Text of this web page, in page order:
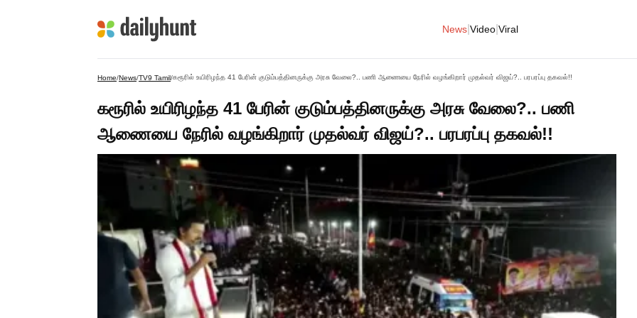
News Video Viral
Home/News/TV9 Tamil/கரூரில் உயிரிழந்த 41 பேரின் குடும்பத்தினருக்கு அரசு வேலை?.. பணி ஆணையை நேரில் வழங்கிறார் முதல்வர் விஜய்?.. பரபரப்பு தகவல்!!
கரூரில் உயிரிழந்த 41 பேரின் குடும்பத்தினருக்கு அரசு வேலை?.. பணி
ஆணையை நேரில் வழங்கிறார் முதல்வர் விஜய்?.. பரபரப்பு தகவல்!!